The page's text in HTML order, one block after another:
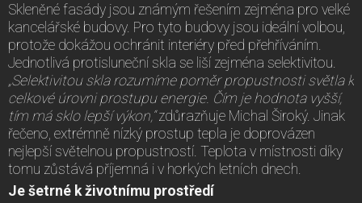
Skleněné fasády jsou známým řešením zejména pro velké
kancelářské budovy. Pro tyto budovy jsou ideální volbou,
protože dokážou ochránit interiéry před přehříváním.
Jednotlivá protisluneční skla se liší zejména selektivitou.
„Selektivitou skla rozumíme poměr propustnosti světla k
celkové úrovni prostupu energie. Čím je hodnota vyšší,
tím má sklo lepší výkon,“zdůrazňuje Michal Široký. Jinak
řečeno, extrémně nízký prostup tepla je doprovázen
nejlepší světelnou propustností. Teplota v místnosti díky
tomu zůstává příjemná i v horkých letních dnech.
Je šetrné k životnímu prostředí